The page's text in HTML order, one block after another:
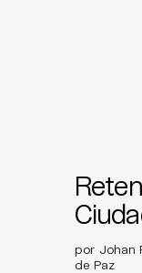
por Johan
de Paz